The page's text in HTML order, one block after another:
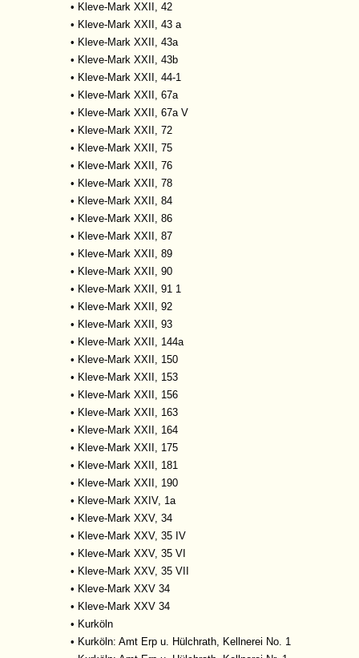
• Kleve-Mark XXII, 42
• Kleve-Mark XXII, 43 a
• Kleve-Mark XXII, 43a
• Kleve-Mark XXII, 43b
• Kleve-Mark XXII, 44-1
• Kleve-Mark XXII, 67a
• Kleve-Mark XXII, 67a V
• Kleve-Mark XXII, 72
• Kleve-Mark XXII, 75
• Kleve-Mark XXII, 76
• Kleve-Mark XXII, 78
• Kleve-Mark XXII, 84
• Kleve-Mark XXII, 86
• Kleve-Mark XXII, 87
• Kleve-Mark XXII, 89
• Kleve-Mark XXII, 90
• Kleve-Mark XXII, 91 1
• Kleve-Mark XXII, 92
• Kleve-Mark XXII, 93
• Kleve-Mark XXII, 144a
• Kleve-Mark XXII, 150
• Kleve-Mark XXII, 153
• Kleve-Mark XXII, 156
• Kleve-Mark XXII, 163
• Kleve-Mark XXII, 164
• Kleve-Mark XXII, 175
• Kleve-Mark XXII, 181
• Kleve-Mark XXII, 190
• Kleve-Mark XXIV, 1a
• Kleve-Mark XXV, 34
• Kleve-Mark XXV, 35 IV
• Kleve-Mark XXV, 35 VI
• Kleve-Mark XXV, 35 VII
• Kleve-Mark XXV 34
• Kleve-Mark XXV 34
• Kurköln
• Kurköln: Amt Erp u. Hülchrath, Kellnerei No. 1